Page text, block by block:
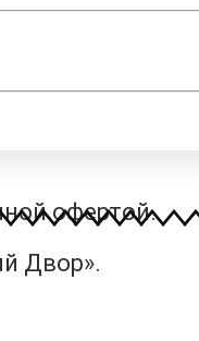
офертой.
Двор».